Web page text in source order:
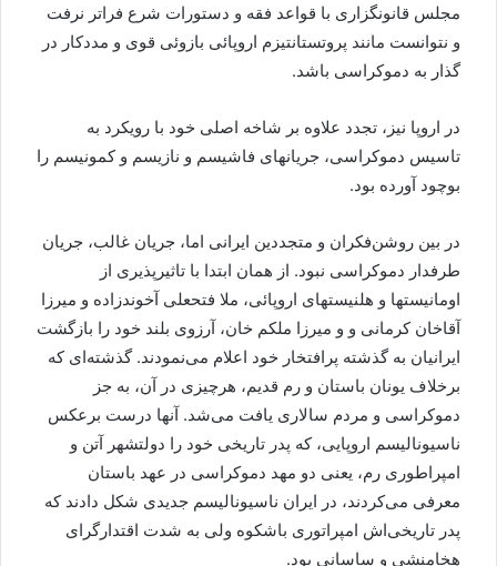
مجلس قانونگزاری با قواعد فقه و دستورات شرع فراتر نرفت
و نتوانست مانند پروتستانتیزم اروپائی بازوئی قوی و مددکار در
گذار به دموکراسی باشد.
در اروپا نیز، تجدد علاوه بر شاخه اصلی خود با رویکرد به
تاسیس دموکراسی، جریانهای فاشیسم و نازیسم و کمونیسم را
بوچود آورده بود.
در بین روشن‌فکران و متجددین ایرانی اما، جریان غالب، جریان
طرفدار دموکراسی نبود. از همان ابتدا با تاثیرپذیری از
اومانیستها و هلنیستهای اروپائی، ملا فتحعلی آخوندزاده و میرزا
آقاخان کرمانی و و میرزا ملکم خان، آرزوی بلند خود را بازگشت
ایرانیان به گذشته پرافتخار خود اعلام می‌نمودند. گذشته‌ای که
برخلاف یونان باستان و رم قدیم، هرچیزی در آن، به جز
دموکراسی و مردم سالاری یافت می‌شد. آنها درست برعکس
ناسیونالیسم اروپایی، که پدر تاریخی خود را دولتشهر آتن و
امپراطوری رم، یعنی دو مهد دموکراسی در عهد باستان
معرفی می‌کردند، در ایران ناسیونالیسم جدیدی شکل دادند که
پدر تاریخی‌اش امپراتوری باشکوه ولی به شدت اقتدارگرای
هخامنشی و ساسانی بود.